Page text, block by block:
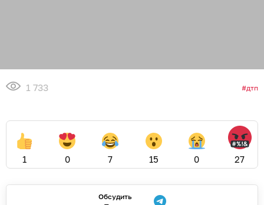
1 733 дтп
1 0 7 15 0 27
Обсудить